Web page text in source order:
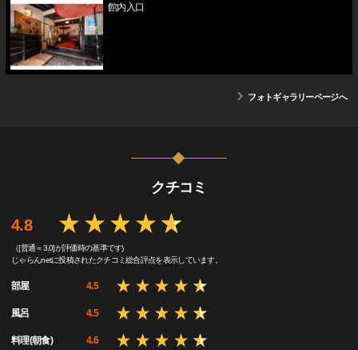
館内入口
フォトギャラリーページへ
クチコミ
4.8
（[普通＝3.0]が評価時の基準です)
じゃらんnetに投稿されたクチコミ総合評点を表示しています。
部屋 4.5
風呂 4.5
料理(朝食) 4.6